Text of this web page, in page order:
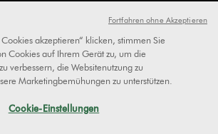
akzeptieren“ klicken, stimmen Sie
Cookies auf Ihrem Gerät zu, um die
verbessern, die Websitenutzung zu
Marketingbemühungen zu unterstützen.
Cookie-Einstellungen
Fortfahren ohne Akzeptieren